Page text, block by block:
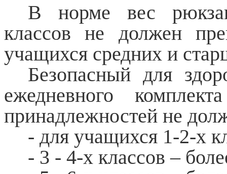
В норме вес
классов не должен
учащихся средних и
Безопасный для
ежедневного
принадлежностей не
- для учащихся 1-2-х
- 3 - 4-х классов –